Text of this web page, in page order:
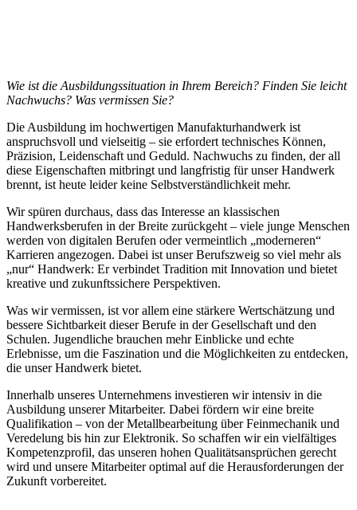
Wie ist die Ausbildungssituation in Ihrem Bereich? Finden Sie leicht
Nachwuchs? Was vermissen Sie?
Die Ausbildung im hochwertigen Manufakturhandwerk ist
anspruchsvoll und vielseitig – sie erfordert technisches Können,
Präzision, Leidenschaft und Geduld. Nachwuchs zu finden, der all
diese Eigenschaften mitbringt und langfristig für unser Handwerk
brennt, ist heute leider keine Selbstverständlichkeit mehr.
Wir spüren durchaus, dass das Interesse an klassischen
Handwerksberufen in der Breite zurückgeht – viele junge Menschen
werden von digitalen Berufen oder vermeintlich „moderneren“
Karrieren angezogen. Dabei ist unser Berufszweig so viel mehr als
„nur“ Handwerk: Er verbindet Tradition mit Innovation und bietet
kreative und zukunftssichere Perspektiven.
Was wir vermissen, ist vor allem eine stärkere Wertschätzung und
bessere Sichtbarkeit dieser Berufe in der Gesellschaft und den
Schulen. Jugendliche brauchen mehr Einblicke und echte
Erlebnisse, um die Faszination und die Möglichkeiten zu entdecken,
die unser Handwerk bietet.
Innerhalb unseres Unternehmens investieren wir intensiv in die
Ausbildung unserer Mitarbeiter. Dabei fördern wir eine breite
Qualifikation – von der Metallbearbeitung über Feinmechanik und
Veredelung bis hin zur Elektronik. So schaffen wir ein vielfältiges
Kompetenzprofil, das unseren hohen Qualitätsansprüchen gerecht
wird und unsere Mitarbeiter optimal auf die Herausforderungen der
Zukunft vorbereitet.